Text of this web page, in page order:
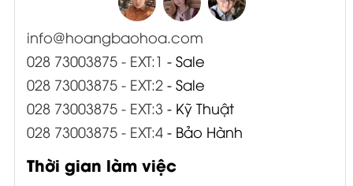
info@hoangbaohoa.com
028 73003875 - EXT:1 - Sale
028 73003875 - EXT:2- Sale
028 73003875 - EXT:3 - Kỹ Thuật
028 73003875 - EXT:4- Bảo Hành
Thời gian làm việc